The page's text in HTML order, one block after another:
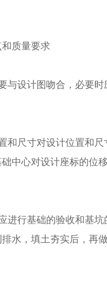
质量要求
设计图吻合，必要时
尺寸对设计位置和尺
中心对设计座标的位
行基础的验收和基坑
水，填土夯实后，再